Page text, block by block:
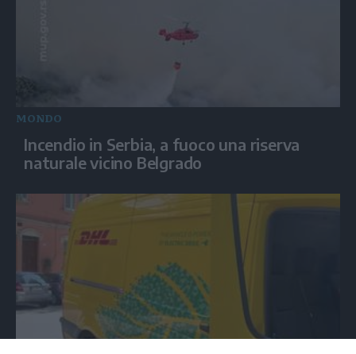
MONDO
Incendio in Serbia, a fuoco una riserva
naturale vicino Belgrado